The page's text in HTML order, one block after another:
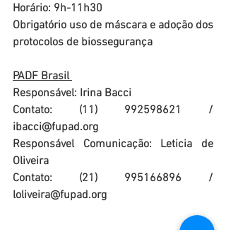
Horário: 9h-11h30
Obrigatório uso de máscara e adoção dos
protocolos de biossegurança
PADF Brasil
Responsável: Irina Bacci
Contato: (11) 992598621 /
ibacci@fupad.org
Responsável Comunicação: Leticia de
Oliveira
Contato: (21) 995166896 /
loliveira@fupad.org